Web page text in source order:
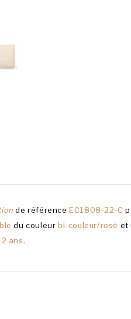
de référenceEC1808-22-C
du couleurbi-couleur/rosé et
ans.